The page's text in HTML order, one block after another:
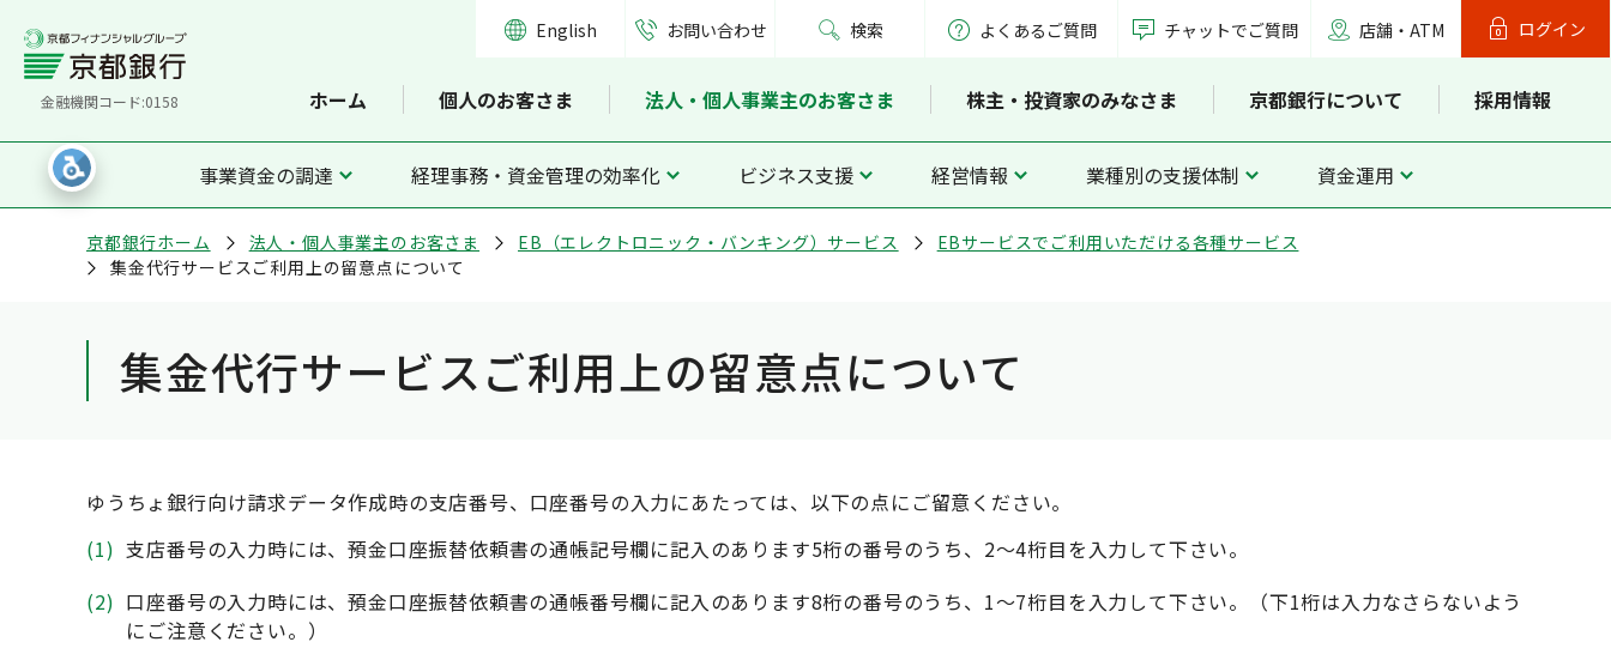
金融機関コード:0158
English お問い合わせ 検索 よくあるご質問 チャットでご質問 店舗・ATM ログイン
ホーム 個人のお客さま 法人・個人事業主のお客さま 株主・投資家のみなさま 京都銀行について 採用情報
事業資金の調達 経理事務・資金管理の効率化 ビジネス支援 経営情報 業種別の支援体制 資金運用
京都銀行ホーム 法人・個人事業主のお客さま EB（エレクトロニック・バンキング）サービス
EBサービスでご利用いただける各種サービス
集金代行サービスご利用上の留意点について
集金代行サービスご利用上の留意点について
ゆうちょ銀行向け請求データ作成時の支店番号、口座番号の入力にあたっては、以下の点にご留意ください。
(1) 支店番号の入力時には、預金口座振替依頼書の通帳記号欄に記入のあります5桁の番号のうち、2～4桁目を入力して下さい。
(2) 口座番号の入力時には、預金口座振替依頼書の通帳番号欄に記入のあります8桁の番号のうち、1～7桁目を入力して下さい。（下1桁は入力なさらないよう
にご注意ください。）